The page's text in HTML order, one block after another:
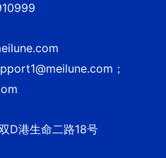
；
D港生命二路18号